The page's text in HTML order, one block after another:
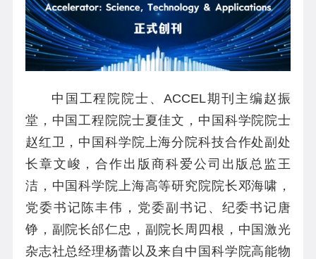
中国工程院院士、ACCEL期刊主编赵振
堂，中国工程院院士夏佳文，中国科学院院士
赵红卫，中国科学院上海分院科技合作处副处
长章文峻，合作出版商科爱公司出版总监王
洁，中国科学院上海高等研究院院长邓海啸，
党委书记陈丰伟，党委副书记、纪委书记唐
铮，副院长邰仁忠，副院长周四根，中国激光
杂志社总经理杨蕾以及来自中国科学院高能物